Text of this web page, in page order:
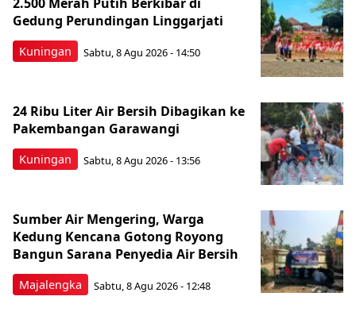
Kuningan
Gedung Perundingan Linggarjati
Sabtu, 8 Agu 2026 - 14:50
Kuningan
24 Ribu Liter Air Bersih Dibagikan ke
Pakembangan Garawangi
Sabtu, 8 Agu 2026 - 13:56
Majalengka
Sumber Air Mengering, Warga
Kedung Kencana Gotong Royong
Bangun Sarana Penyedia Air Bersih
Sabtu, 8 Agu 2026 - 12:48